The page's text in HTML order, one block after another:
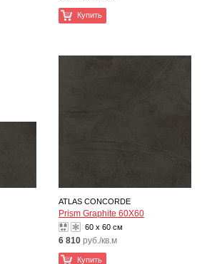
Купить
ATLAS CONCORDE
Prism Graphite 60X60
60 x 60 см
6 810 руб./кв.м
Купить